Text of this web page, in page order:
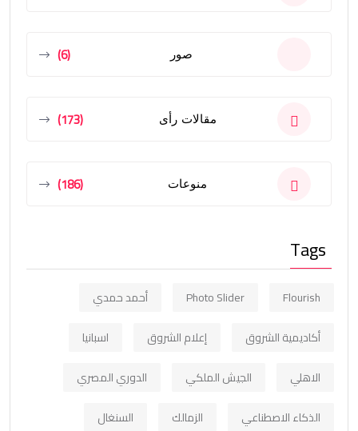
صور (6)
مقالات رأى (173)
منوعات (186)
Tags
Flourish
Photo Slider
أحمد حمدي
أكاديمية الشروق
إعلام الشروق
اسبانيا
الاهلي
الجيش الملكي
الدوري المصري
الذكاء الاصطناعي
الزمالك
السنغال